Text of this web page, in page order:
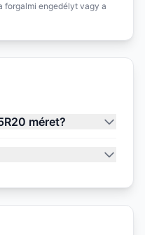
forgalmi engedélyt vagy a
méret?